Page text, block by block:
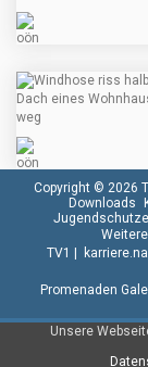
Unsere
Copyright © 2026
Downloads
TV1 |
Promenaden